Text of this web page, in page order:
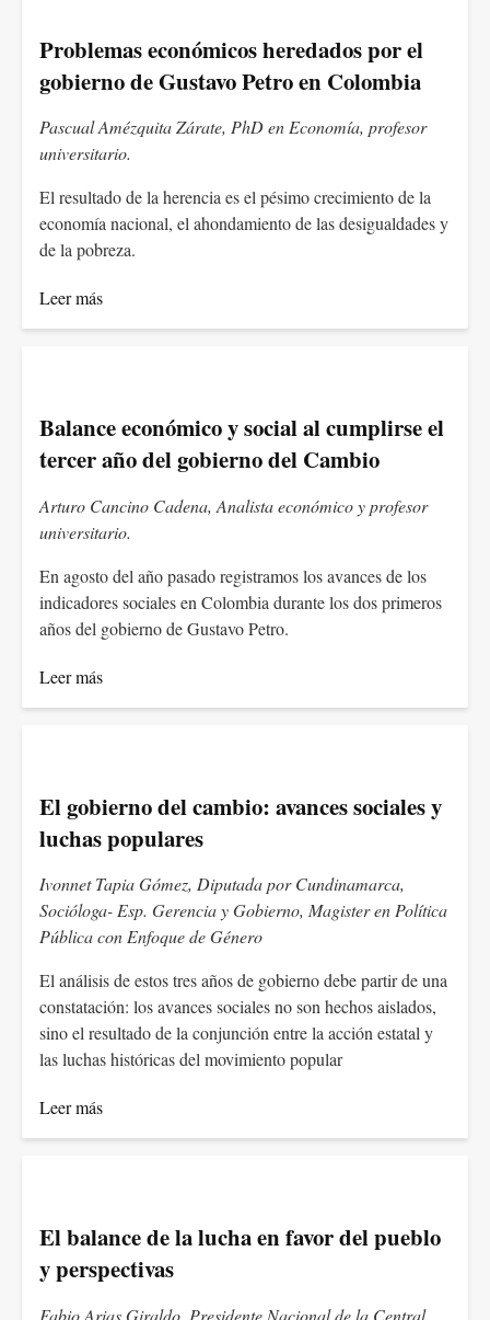
Problemas económicos heredados por el
gobierno de Gustavo Petro en Colombia
Pascual Amézquita Zárate, PhD en Economía, profesor
universitario.
El resultado de la herencia es el pésimo crecimiento de la
economía nacional, el ahondamiento de las desigualdades y
de la pobreza.
Leer más
Balance económico y social al cumplirse el
tercer año del gobierno del Cambio
Arturo Cancino Cadena, Analista económico y profesor
universitario.
En agosto del año pasado registramos los avances de los
indicadores sociales en Colombia durante los dos primeros
años del gobierno de Gustavo Petro.
Leer más
El gobierno del cambio: avances sociales y
luchas populares
Ivonnet Tapia Gómez, Diputada por Cundinamarca,
Socióloga- Esp. Gerencia y Gobierno, Magister en Política
Pública con Enfoque de Género
El análisis de estos tres años de gobierno debe partir de una
constatación: los avances sociales no son hechos aislados,
sino el resultado de la conjunción entre la acción estatal y
las luchas históricas del movimiento popular
Leer más
El balance de la lucha en favor del pueblo
y perspectivas
Fabio Arias Giraldo, Presidente Nacional de la Central